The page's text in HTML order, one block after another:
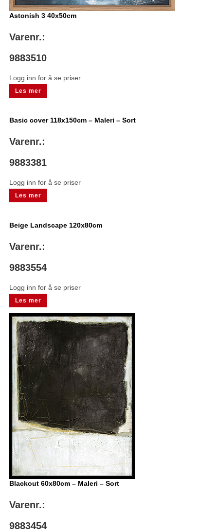
Astonish 3 40x50cm
Varenr.:
9883510
Logg inn for å se priser
Les mer
Basic cover 118x150cm – Maleri – Sort
Varenr.:
9883381
Logg inn for å se priser
Les mer
Beige Landscape 120x80cm
Varenr.:
9883554
Logg inn for å se priser
Les mer
Blackout 60x80cm – Maleri – Sort
Varenr.:
9883454